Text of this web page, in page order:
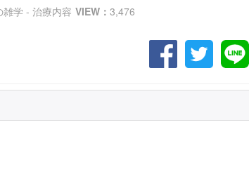
雑学 - 治療内容 VIEW： 3,476